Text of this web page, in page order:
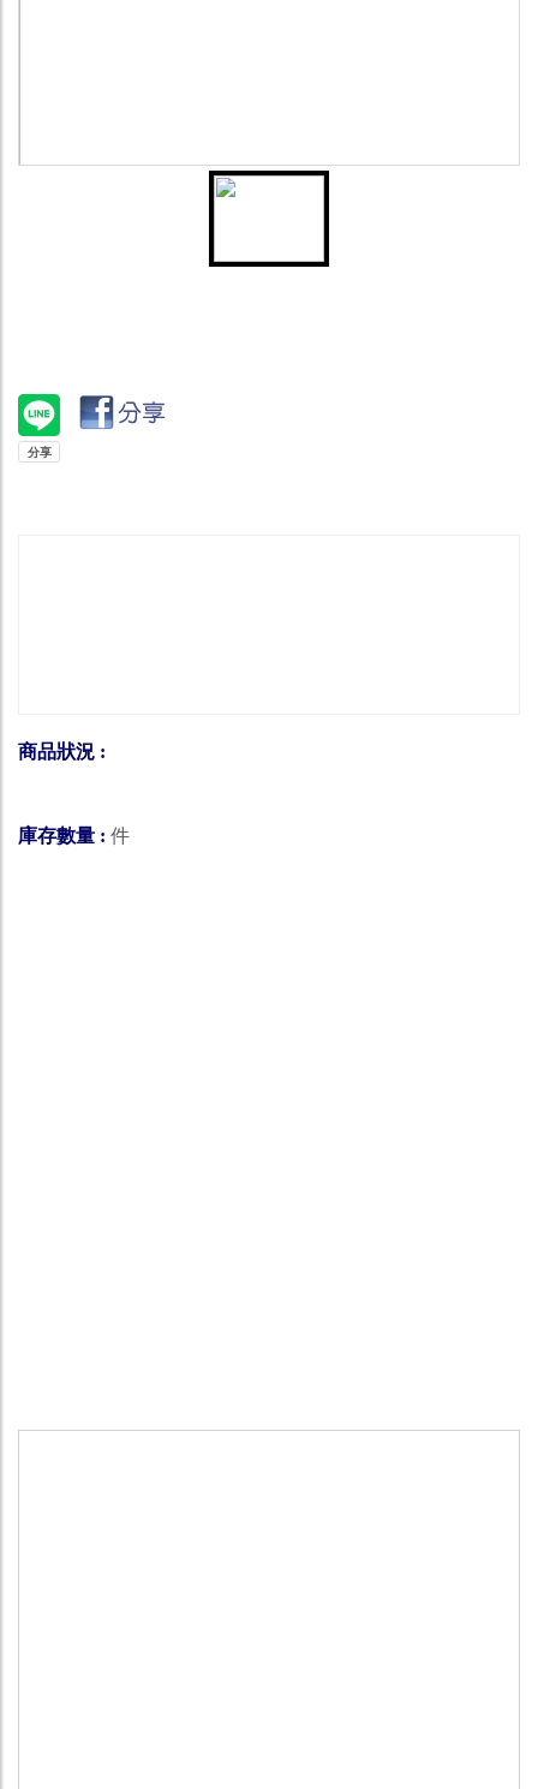
商品狀況 :
庫存數量 : 件